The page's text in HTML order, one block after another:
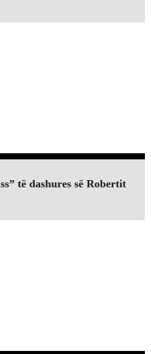
të dashures së Robertit